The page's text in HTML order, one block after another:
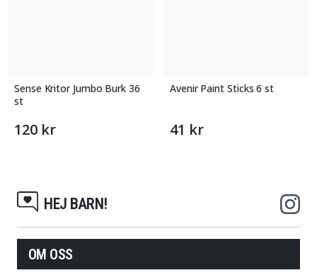
Sense Kritor Jumbo Burk 36
st
120 kr
Avenir Paint Sticks 6 st
41 kr
HEJ BARN!
OM OSS